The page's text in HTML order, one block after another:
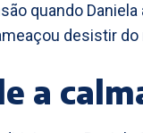
quando Daniela
desistir do
a